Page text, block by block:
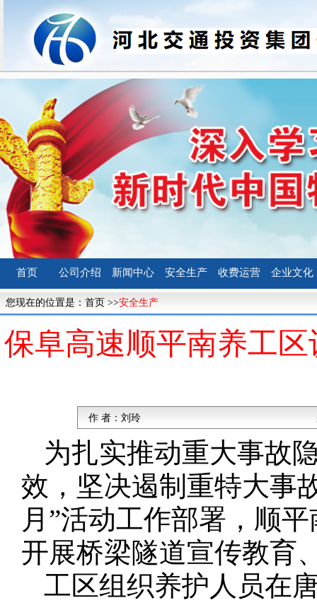
首页 公司介绍 新闻中心 安全生产 收费运营 企业文化
您现在的位置是： 首页 >>安全生产
保阜高速顺平南养工
作 者： 刘玲
为扎实推动重大事故
效，坚决遏制重特大事
月”活动工作部署，顺
开展桥梁隧道宣传教育
工区组织养护人员在